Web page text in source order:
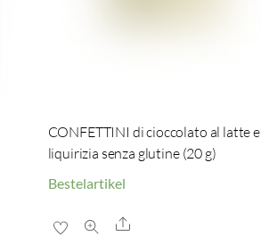
CONFETTINI di cioccolato al latte e
liquirizia senza glutine (20 g)
Bestelartikel
Share